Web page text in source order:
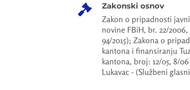
 Zakonski osnov
Zakon o pripadnosti
novine FBiH, br. 22/2006,
94/2015); Zakona o
kantona i finansiranju
kantona, broj: 12/05, 8/
Lukavac - (Službeni